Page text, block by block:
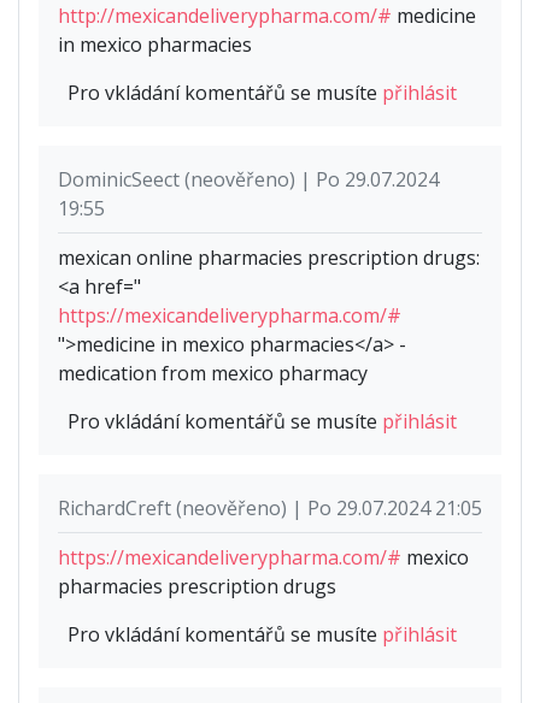
http://mexicandeliverypharma.com/# medicine
in mexico pharmacies
Pro vkládání komentářů se musíte přihlásit
DominicSeect (neověřeno) | Po 29.07.2024
19:55
mexican online pharmacies prescription drugs:
<a href="
https://mexicandeliverypharma.com/#
">medicine in mexico pharmacies</a> -
medication from mexico pharmacy
Pro vkládání komentářů se musíte přihlásit
RichardCreft (neověřeno) | Po 29.07.2024 21:05
https://mexicandeliverypharma.com/# mexico
pharmacies prescription drugs
Pro vkládání komentářů se musíte přihlásit